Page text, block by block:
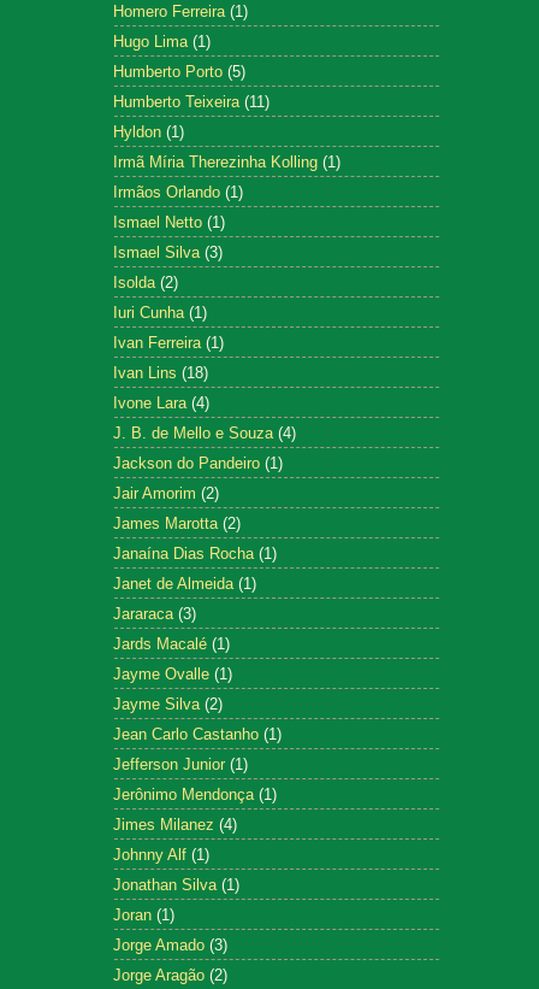
Homero Ferreira (1)
Hugo Lima (1)
Humberto Porto (5)
Humberto Teixeira (11)
Hyldon (1)
Irmã Míria Therezinha Kolling (1)
Irmãos Orlando (1)
Ismael Netto (1)
Ismael Silva (3)
Isolda (2)
Iuri Cunha (1)
Ivan Ferreira (1)
Ivan Lins (18)
Ivone Lara (4)
J. B. de Mello e Souza (4)
Jackson do Pandeiro (1)
Jair Amorim (2)
James Marotta (2)
Janaína Dias Rocha (1)
Janet de Almeida (1)
Jararaca (3)
Jards Macalé (1)
Jayme Ovalle (1)
Jayme Silva (2)
Jean Carlo Castanho (1)
Jefferson Junior (1)
Jerônimo Mendonça (1)
Jimes Milanez (4)
Johnny Alf (1)
Jonathan Silva (1)
Joran (1)
Jorge Amado (3)
Jorge Aragão (2)